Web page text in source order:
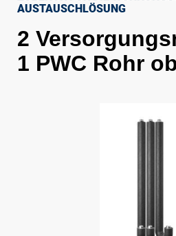
AUSTAUSCHLÖSUNG
2
1 PWC Rohr